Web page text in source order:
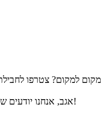
אגב, אנחנו יודעים שהתוכניות שלכם דינאמיות, אל דאגה, תוכלו לבטל את החבילה בחינם עד הטיסה. תהנו!